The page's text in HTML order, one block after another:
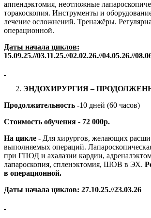
аппендэктомия, неотложные
торакоскопия. Инструменты и
лечение осложнений. Тренажёры.
операционной.
Даты начала циклов:
15.09.25.//03.11.25.//02.02.26.//04.05.26.//
ЭНДОХИРУРГИЯ –
Продолжительность -10 дней (60 часов)
Стоимость обучения - 72 000р.
На цикле - Для хирургов, желающих
выполняемых операций.
при ГПОД и ахалазии кардии,
лапароскопия, спленэктомия, ШОВ в ЭХ.
в операционной.
Даты начала циклов: 27.10.25.//23.03.26